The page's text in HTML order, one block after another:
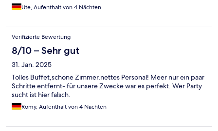
Ute, Aufenthalt von 4 Nächten
Verifizierte Bewertung
8/10 – Sehr gut
31. Jan. 2025
Tolles Buffet,schöne Zimmer,nettes Personal! Meer nur ein paar
Schritte entfernt- für unsere Zwecke war es perfekt. Wer Party
sucht ist hier falsch.
Romy, Aufenthalt von 4 Nächten